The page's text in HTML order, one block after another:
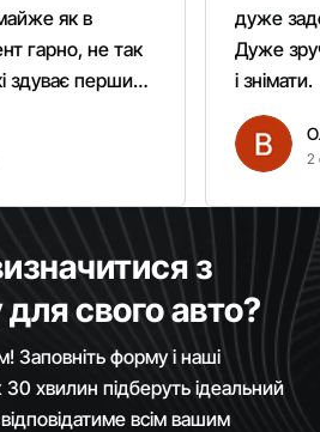
як в
гарно, не так
здуває першим
дуже
Дуже
і знімати.
2
з
свого авто?
Заповніть форму і наші
хвилин підберуть ідеальний
всім вашим